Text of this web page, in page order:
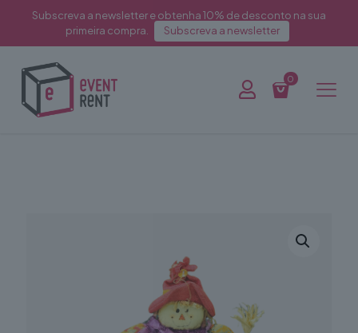
Subscreva a newsletter e obtenha 10% de desconto na sua
primeira compra.
Subscreva a newsletter
0